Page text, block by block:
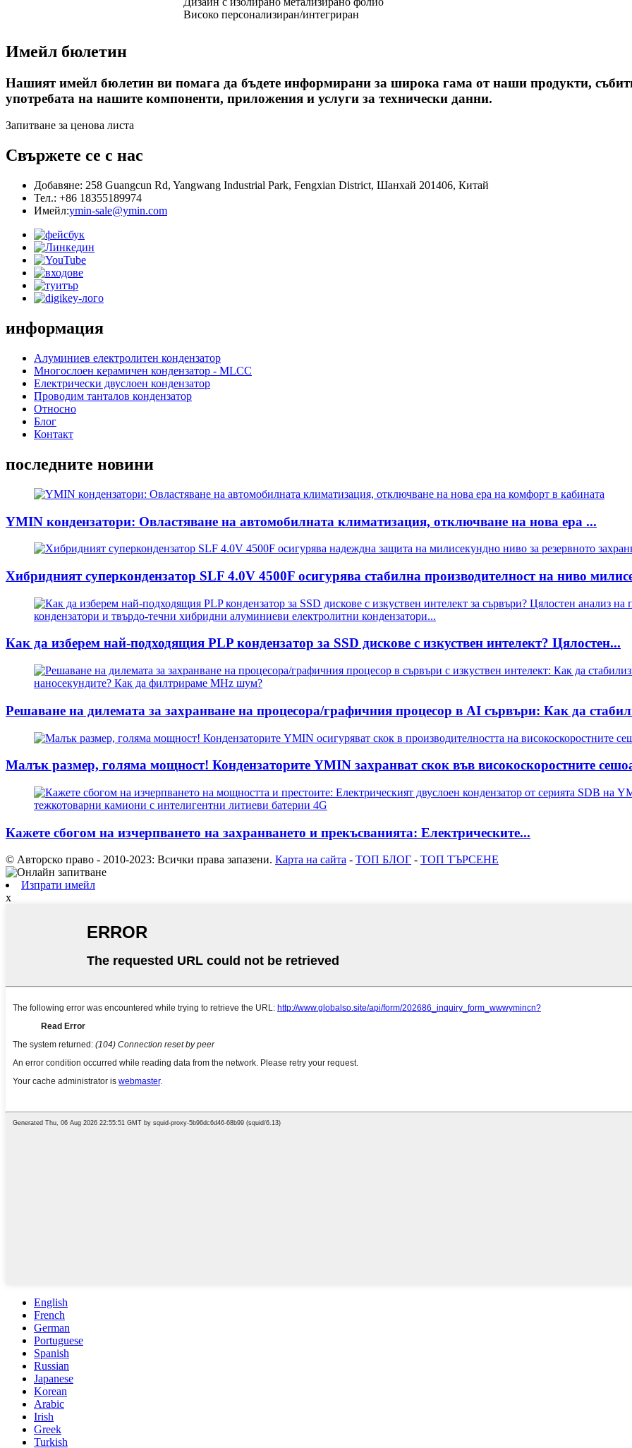
Високо персонализиран/интегриран
Имейл бюлетин
Нашият имейл бюлетин ви помага да бъдете информирани за широка гама от наши продукти,
употребата на нашите компоненти, приложения и услуги за технически данни.
Запитване за ценова листа
Свържете се с нас
Добавяне: 258 Guangcun Rd, Yangwang Industrial Park, Fengxian District, Шанхай 201406, Китай
Тел.: +86 18355189974
Имейл:ymin-sale@ymin.com
информация
Алуминиев електролитен кондензатор
Многослоен керамичен кондензатор - MLCC
Електрически двуслоен кондензатор
Проводим танталов кондензатор
Относно
Блог
Контакт
последните новини
YMIN кондензатори: Овластяване на автомобилната климатизация, отключване на нова ера ...
Хибридният суперкондензатор SLF 4.0V 4500F осигурява стабилна производителност на ниво
Как да изберем най-подходящия PLP кондензатор за SSD дискове с изкуствен интелект? Цялостен...
Решаване на дилемата за захранване на процесора/графичния процесор в AI сървъри: Как да
Малък размер, голяма мощност! Кондензаторите YMIN захранват скок във високоскоростните
Кажете сбогом на изчерпването на захранването и прекъсванията: Електрическите...
© Авторско право - 2010-2023: Всички права запазени. Карта на сайта - ТОП БЛОГ - ТОП ТЪРСЕНЕ
Изпрати имейл
x
English
French
German
Portuguese
Spanish
Russian
Japanese
Korean
Arabic
Irish
Greek
Turkish